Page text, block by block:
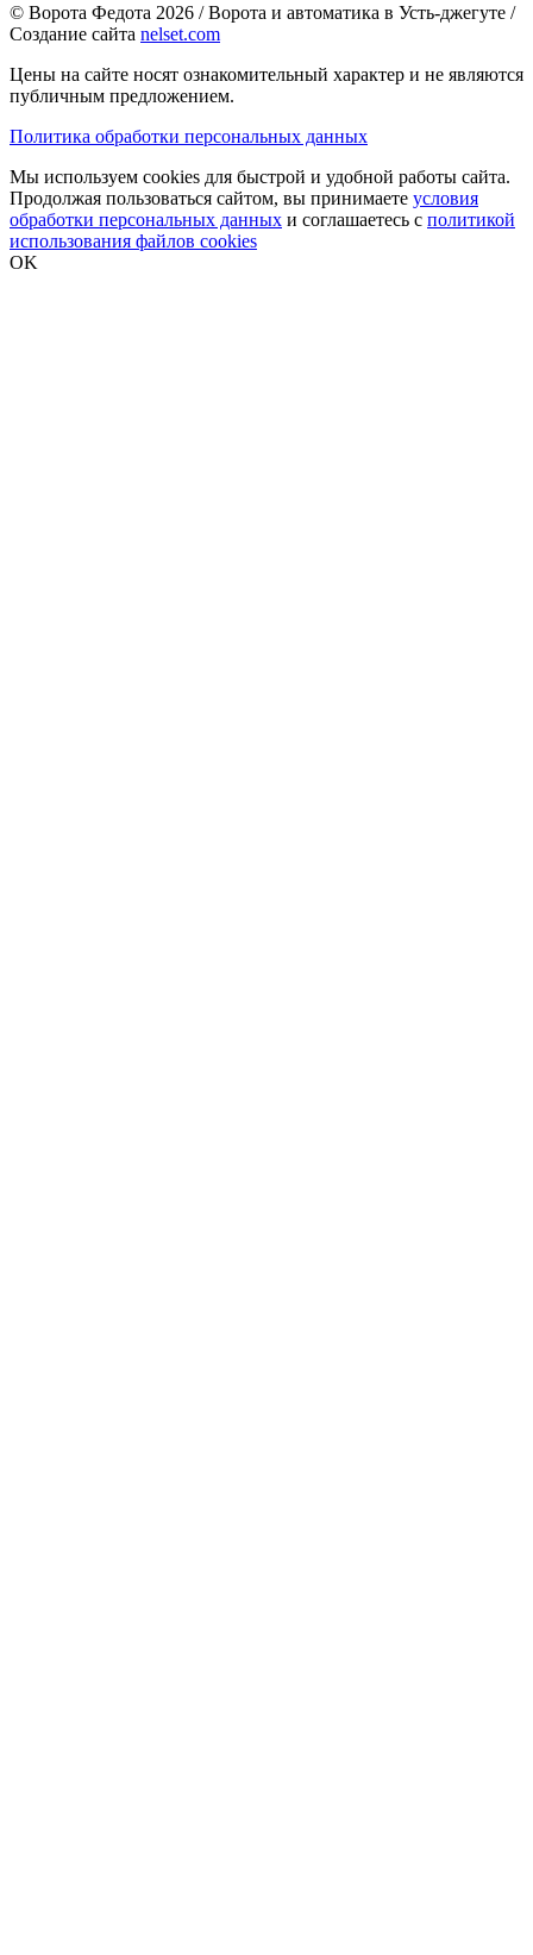
© Ворота Федота 2026 / Ворота и автоматика в Усть-джегуте /
Создание сайта nelset.com
Цены на сайте носят ознакомительный характер и не являются
публичным предложением.
Политика обработки персональных данных
Мы используем cookies для быстрой и удобной работы сайта.
Продолжая пользоваться сайтом, вы принимаете условия
обработки персональных данных и соглашаетесь с политикой
использования файлов cookies
OK